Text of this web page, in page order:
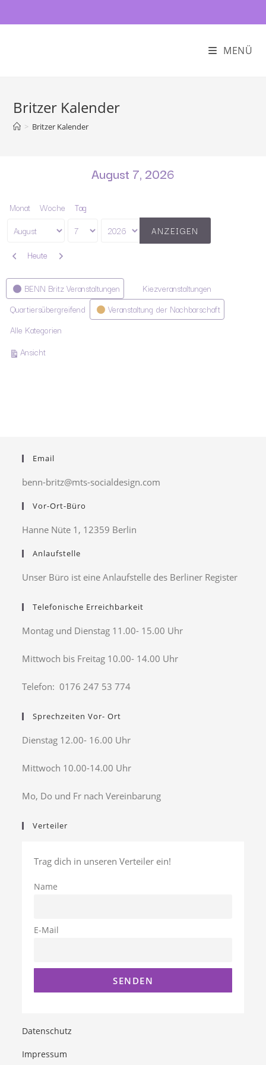
MENÜ
Britzer Kalender
> Britzer Kalender
August 7, 2026
Monat Woche Tag
Monat
Tag
Jahr
Zurück
Heute Weiter
Kategorien
BENN Britz Veranstaltungen
Kiezveranstaltungen
Quartiersübergreifend
Veranstaltung der Nachbarschaft
Alle Kategorien
Ansichtausdrucken
Email
benn-britz@mts-socialdesign.com
Vor-Ort-Büro
Hanne Nüte 1, 12359 Berlin
Anlaufstelle
Unser Büro ist eine Anlaufstelle des Berliner Register
Telefonische Erreichbarkeit
Montag und Dienstag 11.00- 15.00 Uhr
Mittwoch bis Freitag 10.00- 14.00 Uhr
Telefon: 0176 247 53 774
Sprechzeiten Vor- Ort
Dienstag 12.00- 16.00 Uhr
Mittwoch 10.00-14.00 Uhr
Mo, Do und Fr nach Vereinbarung
Verteiler
Trag dich in unseren Verteiler ein!
Name
E-Mail
Datenschutz
Impressum